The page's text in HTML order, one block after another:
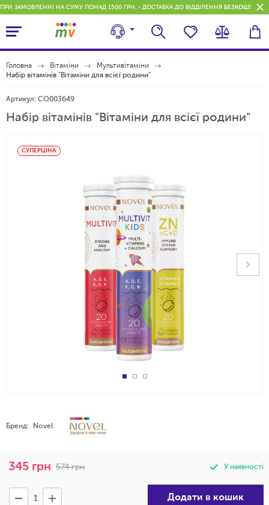
ПРИ ЗАМОВЛЕННІ НА СУМУ ПОНАД 1500 ГРН. - ДОСТАВКА ДО ВІДДІЛЕННЯ
Головна Вітаміни
Мультивітаміни
Набір вітамінів "Вітаміни для всієї родини"
Артикул: CO003649
Набір вітамінів "Вітаміни для всієї родини"
СУПЕРЦІНА
Бренд: Novel
345 грн 574грн У наявності
Додати в кошик